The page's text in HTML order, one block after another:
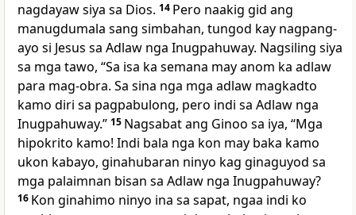
nagdayaw siya sa Dios. 14 Pero naakig gid ang
manugdumala sang simbahan, tungod kay nagpang-
ayo si Jesus sa Adlaw nga Inugpahuway. Nagsiling siya
sa mga tawo, “Sa isa ka semana may anom ka adlaw
para mag-obra. Sa sina nga mga adlaw magkadto
kamo diri sa pagpabulong, pero indi sa Adlaw nga
Inugpahuway.” 15 Nagsabat ang Ginoo sa iya, “Mga
hipokrito kamo! Indi bala nga kon may baka kamo
ukon kabayo, ginahubaran ninyo kag ginaguyod sa
mga palaimnan bisan sa Adlaw nga Inugpahuway?
16 Kon ginahimo ninyo ina sa sapat, ngaa indi ko